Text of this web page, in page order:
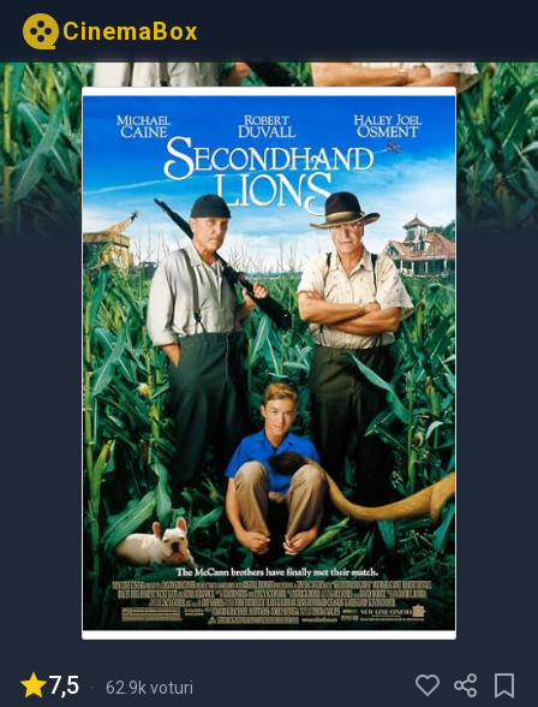
CinemaBox
7,5 - 62.9k voturi